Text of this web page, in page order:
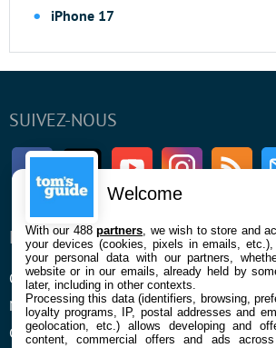
iPhone 17
SUIVEZ-NOUS
FacebookTwitter Youtube Instagram
ENTREPRISE
Qui sommes nous
Mentions légales et CGU
Confidentialité et Cookies
À
La
Contact
Welcome
With our 488partners , we wish to store and
your devices (cookies, pixels in emails,
your personal data with our partners,
website or in our emails, already held by
later, including in other contexts.
Processing this data (identifiers, browsing,
loyalty programs, IP, postal addresses and
geolocation, etc.) allows developing and
content, commercial offers and ads